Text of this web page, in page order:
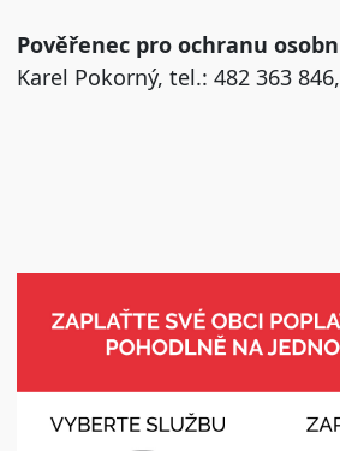
Pověřenec pro ochranu
Karel Pokorný, tel.: 482 363